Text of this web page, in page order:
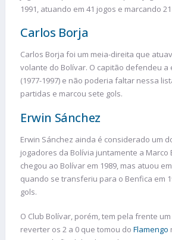
1991, atuando em 41 jogos e marcando
Carlos Borja
Carlos Borja foi um meia-direita que
volante do Bolívar. O capitão defendeu a
(1977-1997) e não poderia faltar nessa
partidas e marcou sete gols.
Erwin Sánchez
Erwin Sánchez ainda é considerado um
jogadores da Bolívia juntamente a Marco
chegou ao Bolívar em 1989, mas atuou
quando se transferiu para o Benfica em
gols.
O Club Bolívar, porém, tem pela frente
reverter os 2 a 0 que tomou do Flamengo